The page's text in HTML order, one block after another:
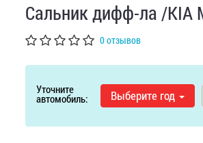
Сальник дифф-ла /KIA
0 отзывов
Уточните
автомобиль: Выберите год